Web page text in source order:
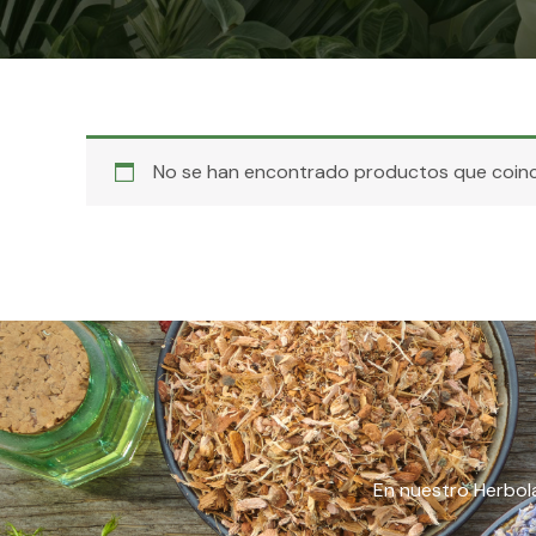
No se han encontrado productos que
En nuestro